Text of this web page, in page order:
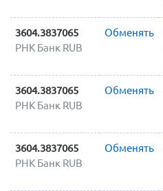
3604.3837065
РНК Банк RUB
Обменять
3604.3837065
РНК Банк RUB
Обменять
3604.3837065
РНК Банк RUB
Обменять